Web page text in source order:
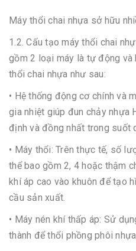
Máy thổi chai nhựa sở hữu
1.2. Cấu tạo máy thổi chai
gồm 2 loại máy là tự động và
thổi chai nhựa như sau:
• Hệ thống động cơ chính và
gia nhiệt giúp đun chảy nhựa
định và đồng nhất trong suốt
• Máy thổi: Trên thực tế, số
thể bao gồm 2, 4 hoặc thậm
khí áp cao vào khuôn để tạo
cầu sản xuất.
• Máy nén khí thấp áp: Sử
thành để thổi phồng phôi nhựa.